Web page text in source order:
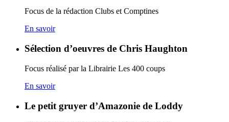
Focus de la rédaction Clubs et Comptines
En savoir
Sélection d’oeuvres de Chris Haughton
Focus réalisé par la Librairie Les 400 coups
En savoir
Le petit gruyer d’Amazonie de Loddy